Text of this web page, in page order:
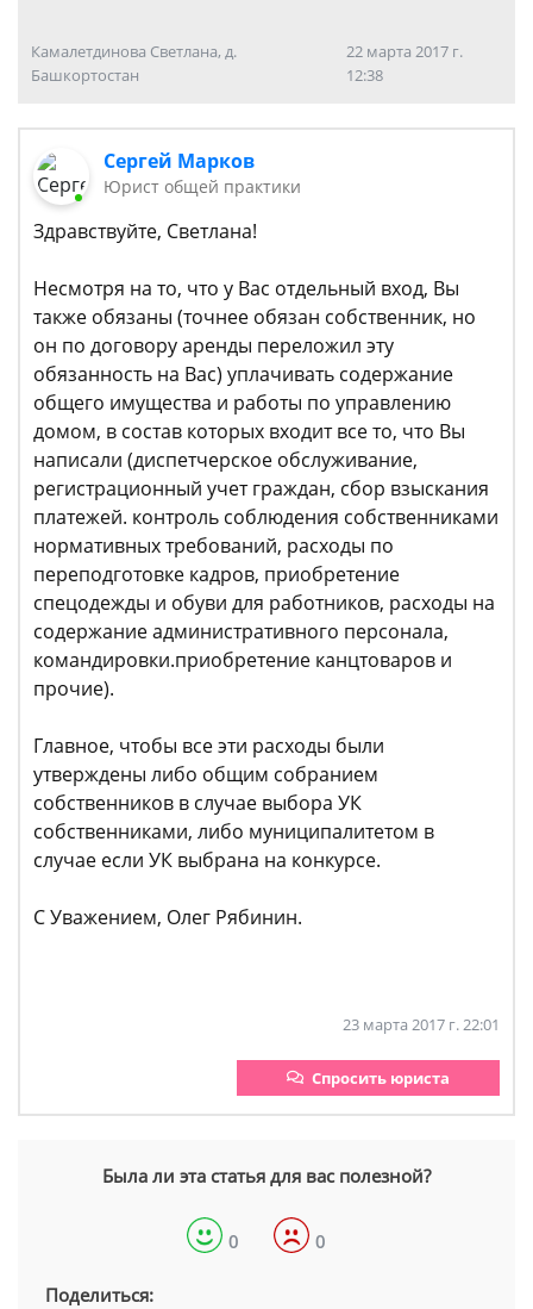
Камалетдинова Светлана, д.
Башкортостан
22 марта 2017 г.
12:38
Сергей Марков
Юрист общей практики
Здравствуйте, Светлана!
Несмотря на то, что у Вас отдельный вход, Вы
также обязаны (точнее обязан собственник, но
он по договору аренды переложил эту
обязанность на Вас) уплачивать содержание
общего имущества и работы по управлению
домом, в состав которых входит все то, что Вы
написали (диспетчерское обслуживание,
регистрационный учет граждан, сбор взыскания
платежей. контроль соблюдения собственниками
нормативных требований, расходы по
переподготовке кадров, приобретение
спецодежды и обуви для работников, расходы на
содержание административного персонала,
командировки.приобретение канцтоваров и
прочие).
Главное, чтобы все эти расходы были
утверждены либо общим собранием
собственников в случае выбора УК
собственниками, либо муниципалитетом в
случае если УК выбрана на конкурсе.
С Уважением, Олег Рябинин.
23 марта 2017 г. 22:01
Спросить юриста
Была ли эта статья для вас полезной?
0 0
Поделиться: